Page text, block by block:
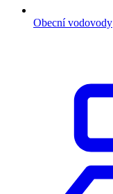
Obecní vodovody